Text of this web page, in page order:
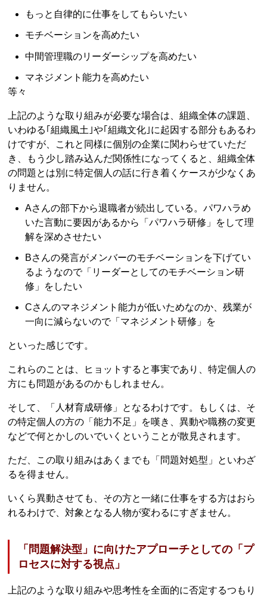
もっと自律的に仕事をしてもらいたい
モチベーションを高めたい
中間管理職のリーダーシップを高めたい
マネジメント能力を高めたい
等々
上記のような取り組みが必要な場合は、組織全体の課題、
いわゆる｢組織風土｣や｢組織文化｣に起因する部分もあるわ
けですが、これと同様に個別の企業に関わらせていただ
き、もう少し踏み込んだ関係性になってくると、組織全体
の問題とは別に特定個人の話に行き着くケースが少なくあ
りません。
Aさんの部下から退職者が続出している。パワハラめ
いた言動に要因があるから「パワハラ研修」をして理
解を深めさせたい
Bさんの発言がメンバーのモチベーションを下げてい
るようなので「リーダーとしてのモチベーション研
修」をしたい
Cさんのマネジメント能力が低いためなのか、残業が
一向に減らないので「マネジメント研修」を
といった感じです。
これらのことは、ヒョットすると事実であり、特定個人の
方にも問題があるのかもしれません。
そして、「人材育成研修」となるわけです。もしくは、そ
の特定個人の方の「能力不足」を嘆き、異動や職務の変更
などで何とかしのいでいくということが散見されます。
ただ、この取り組みはあくまでも「問題対処型」といわざ
るを得ません。
いくら異動させても、その方と一緒に仕事をする方はおら
れるわけで、対象となる人物が変わるにすぎません。
「問題解決型」に向けたアプローチとしての「プ
ロセスに対する視点」
上記のような取り組みや思考性を全面的に否定するつもり